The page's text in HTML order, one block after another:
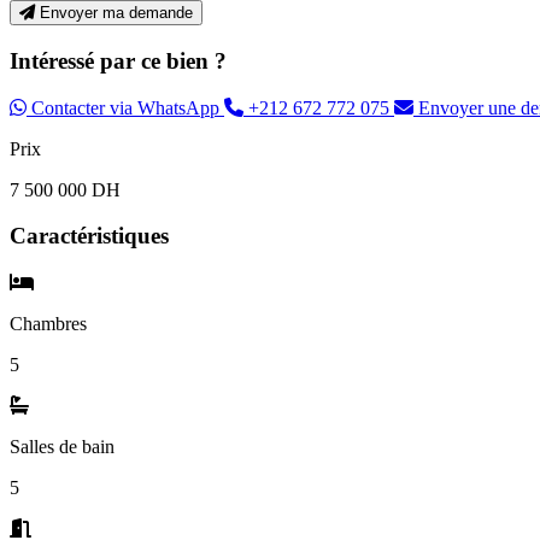
Envoyer ma demande
Intéressé par ce bien ?
Contacter via WhatsApp +212 672 772 075
Envoyer une
Prix
7 500 000 DH
Caractéristiques
Chambres
5
Salles de bain
5